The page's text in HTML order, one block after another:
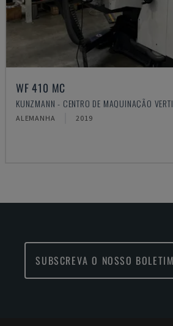
WF 410 MC
KUNZMANN - CENTRO DE MAQUINAÇÃO
ALEMANHA 2019
SUBSCREVA O NOSSO